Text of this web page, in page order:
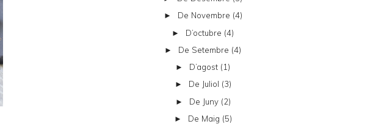
► De Novembre (4)
► D’octubre (4)
► De Setembre (4)
► D’agost (1)
► De Juliol (3)
► De Juny (2)
► De Maig (5)